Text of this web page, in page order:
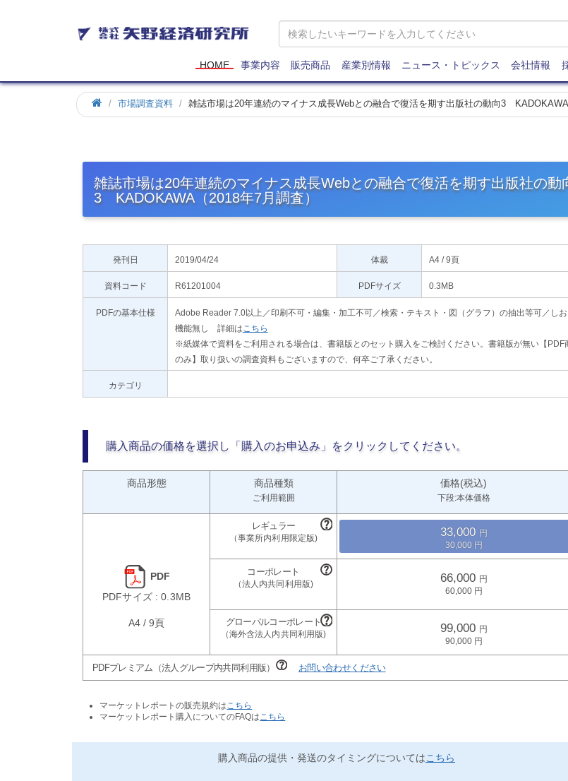
矢
野
研
究
所
HOME 事業内容 販売商品 産業別情報 ニュース・トピックス 会社情報
市場調査資料 雑誌市場は20年連続のマイナス成長Webとの融合で復活を期す出版社の動向3 KADOKAWA
雑誌市場は20年連続のマイナス成長Webとの融合で復活を期す出版社の動
3 KADOKAWA（2018年7月調査）
発刊日 2019/04/24 体裁 A4 / 9頁
資料コード R61201004 PDFサイズ 0.3MB
PDFの基本仕様
Adobe Reader 7.0以上／印刷不可・編集・加工不可／検索・テキスト・図（グラフ）の抽出等可／しお
機能無し 詳細は こちら
※紙媒体で資料をご利用される場合は、書籍版とのセット購入をご検討ください。書籍版が無い【PDF
のみ】取り扱いの調査資料もございますので、何卒ご了承ください。
カテゴリ
購入商品の価格を選択し「購入のお申込み」をクリックしてください。
商品形態 商品種類
ご利用範囲
価格(税込)
下段:本体価格
33,000
30,000
PDF
PDFサイズ : 0.3MB
66,000
60,000
A4 / 9頁 99,000
90,000
PDFプレミアム（法人グループ内共同利用版） お問い合わせください
マーケットレポートの販売規約は こちら
マーケットレポート購入についてのFAQは こちら
購入商品の提供・発送のタイミングについてはこちら